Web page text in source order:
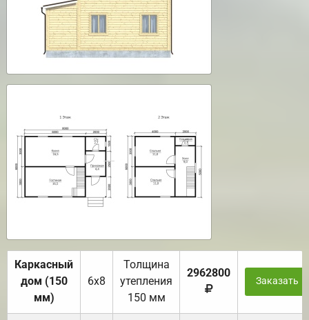
Каркасный
дом (150
мм)
6х8
Толщина
утепления
150 мм
2962800
Заказать